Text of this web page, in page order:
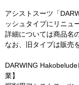
アシストスーツ「
ッシュタイプにリニュ
詳細については商品名
なお、旧タイプは販売
DARWING
業】